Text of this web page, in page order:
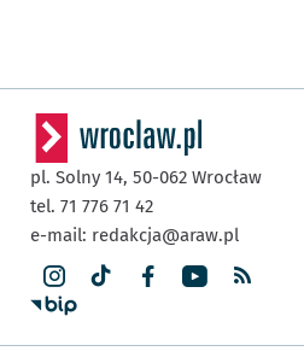
pl. Solny 14, 50-062 Wrocław
tel. 71 776 71 42
e-mail: redakcja@araw.pl